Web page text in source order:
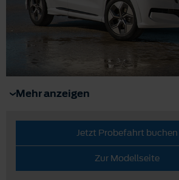
Mehr anzeigen
Jetzt Probefahrt buchen
Zur Modellseite